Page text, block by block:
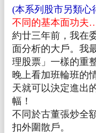
(本系列股市另類心
不同的基本面功夫
約廿三年前，我在
面分析的大戶。我
理股票」一樣的重
晚上看加班輪班的
天就可以決定進出
幅！
不同於古董張炒全
扣外圍散戶。